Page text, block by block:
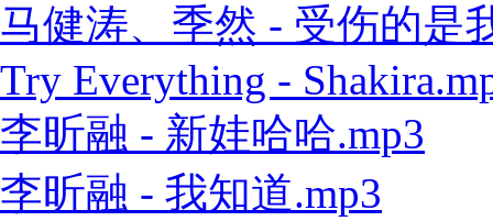
马健涛、季然 - 受伤的是
Try Everything -
李昕融 - 新娃哈哈.mp3
李昕融 - 我知道.mp3